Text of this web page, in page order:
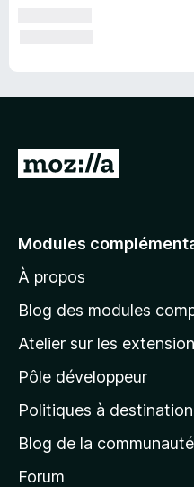
A
e
à
l
p
a
g
d
Modules
À propos
Blog des modules
Atelier sur les
Pôle développeur
Politiques à
Blog de la communauté
Forum